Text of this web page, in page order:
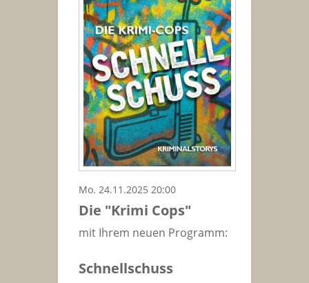
Mo. 24.11.2025 20:00
Die "Krimi Cops"
mit Ihrem neuen Programm:
Schnellschuss